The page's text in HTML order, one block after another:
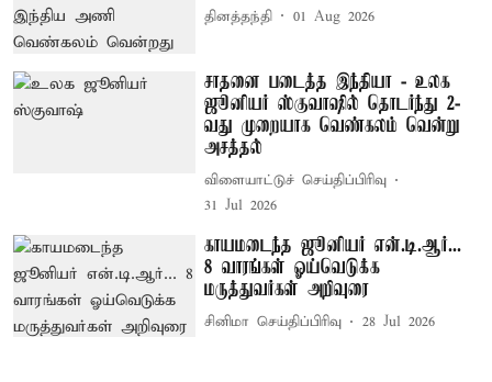
தினத்தந்தி 01 Aug 2026
சாதனை படைத்த இந்தியா - உலக
ஜூனியர் ஸ்குவாஷில் தொடர்ந்து 2-
வது முறையாக வெண்கலம் வென்று
அசத்தல்
விளையாட்டுச் செய்திப்பிரிவு
31 Jul 2026
காயமடைந்த ஜூனியர் என்.டி.ஆர்...
8 வாரங்கள் ஓய்வெடுக்க
மருத்துவர்கள் அறிவுரை
சினிமா செய்திப்பிரிவு 28 Jul 2026